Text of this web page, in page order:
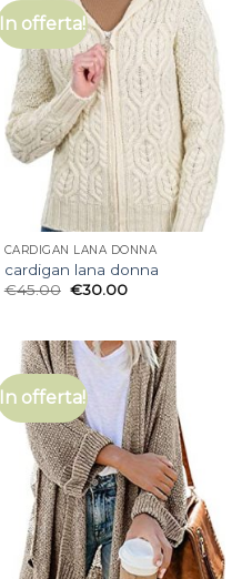
In offerta!
CARDIGAN LANA DONNA
cardigan lana donna
€45.00 €30.00
In offerta!